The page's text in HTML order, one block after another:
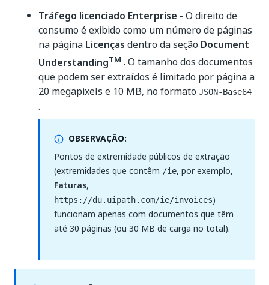
Tráfego licenciado Enterprise - O direito de
consumo é exibido como um número de páginas
na página Licenças dentro da seção Document
UnderstandingTM . O tamanho dos documentos
que podem ser extraídos é limitado por página a
20 megapixels e 10 MB, no formato JSON-Base64
.
OBSERVAÇÃO:
Pontos de extremidade públicos de extração
(extremidades que contêm /ie, por exemplo,
Faturas,
https://du.uipath.com/ie/invoices)
funcionam apenas com documentos que têm
até 30 páginas (ou 30 MB de carga no total).